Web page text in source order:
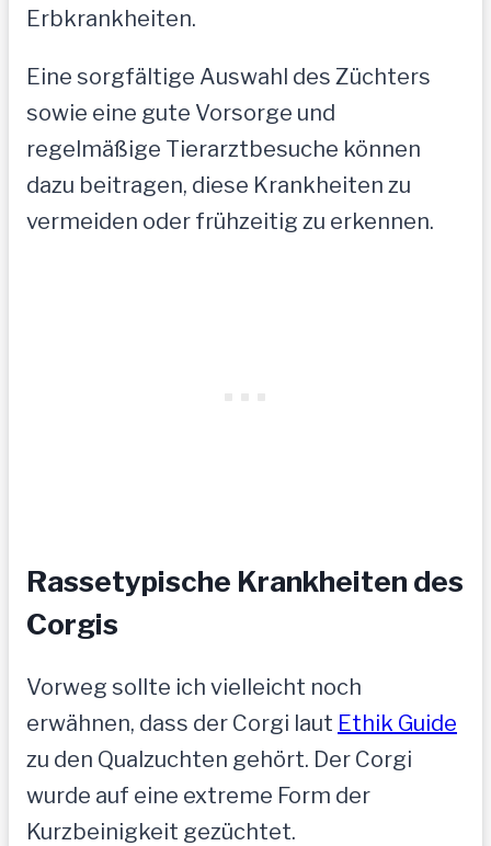
Erbkrankheiten.
Eine sorgfältige Auswahl des Züchters
sowie eine gute Vorsorge und
regelmäßige Tierarztbesuche können
dazu beitragen, diese Krankheiten zu
vermeiden oder frühzeitig zu erkennen.
Rassetypische Krankheiten des
Corgis
Vorweg sollte ich vielleicht noch
erwähnen, dass der Corgi laut Ethik Guide
zu den Qualzuchten gehört. Der Corgi
wurde auf eine extreme Form der
Kurzbeinigkeit gezüchtet.